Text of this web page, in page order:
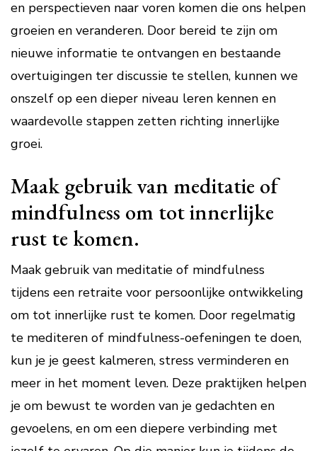
en perspectieven naar voren komen die ons helpen
groeien en veranderen. Door bereid te zijn om
nieuwe informatie te ontvangen en bestaande
overtuigingen ter discussie te stellen, kunnen we
onszelf op een dieper niveau leren kennen en
waardevolle stappen zetten richting innerlijke
groei.
Maak gebruik van meditatie of
mindfulness om tot innerlijke
rust te komen.
Maak gebruik van meditatie of mindfulness
tijdens een retraite voor persoonlijke ontwikkeling
om tot innerlijke rust te komen. Door regelmatig
te mediteren of mindfulness-oefeningen te doen,
kun je je geest kalmeren, stress verminderen en
meer in het moment leven. Deze praktijken helpen
je om bewust te worden van je gedachten en
gevoelens, en om een diepere verbinding met